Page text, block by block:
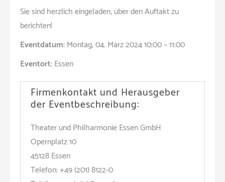
Sie sind herzlich eingeladen, über den Auftakt zu
berichten!
Eventdatum:Montag, 04. März 2024 10:00 – 11:00
Eventort:Essen
Firmenkontakt und Herausgeber
der Eventbeschreibung:
Theater und Philharmonie Essen GmbH
Opernplatz 10
45128 Essen
Telefon: +49 (201) 8122-0